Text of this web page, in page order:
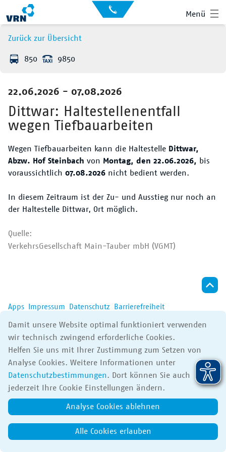
Menü
Auskunft
für
Kontakt
Leichte Sprache
Suche
Hauptnavigation
Fahrplan
Liniennetz
Tickets
Service
Der VRN
Zurück zur Übersicht
850 9850
22.06.2026 - 07.08.2026
Dittwar: Haltestellenentfall
wegen Tiefbauarbeiten
Wegen Tiefbauarbeiten kann die Haltestelle Dittwar,
Abzw. Hof Steinbach von Montag, den 22.06.2026, bis
voraussichtlich 07.08.2026 nicht bedient werden.
In diesem Zeitraum ist der Zu- und Ausstieg nur noch an
der Haltestelle Dittwar, Ort möglich.
Quelle:
VerkehrsGesellschaft Main-Tauber mbH (VGMT)
Damit unsere Website optimal funktioniert verwenden
wir technisch zwingend erforderliche Cookies.
Helfen Sie uns mit Ihrer Zustimmung zum Setzen von
Analyse Cookies. Weitere Informationen unter
Datenschutzbestimmungen. Dort können Sie auch
jederzeit Ihre Cookie Einstellungen ändern.
Analyse Cookies ablehnen
Alle Cookies erlauben
Apps Impressum Datenschutz Barrierefreiheit